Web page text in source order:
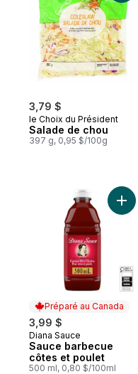
3,79 $
le Choix du Président
Salade de chou
397 g, 0,95 $/100g
Préparé au Canada
3,99 $
Préparé au Canada
Diana Sauce
Sauce barbecue
côtes et poulet
500 ml, 0,80 $/100ml